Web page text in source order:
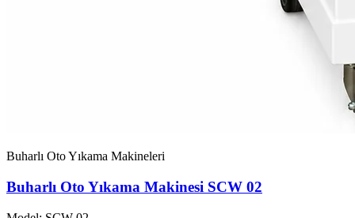
Buharlı Oto Yıkama Makineleri
Buharlı Oto Yıkama Makinesi SCW 02